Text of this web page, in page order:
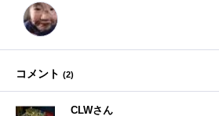
コメント (2)
CLWさん